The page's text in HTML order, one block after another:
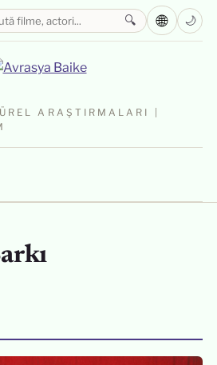
ARAŞTIRMALARI |
🔍 🌐 🌙